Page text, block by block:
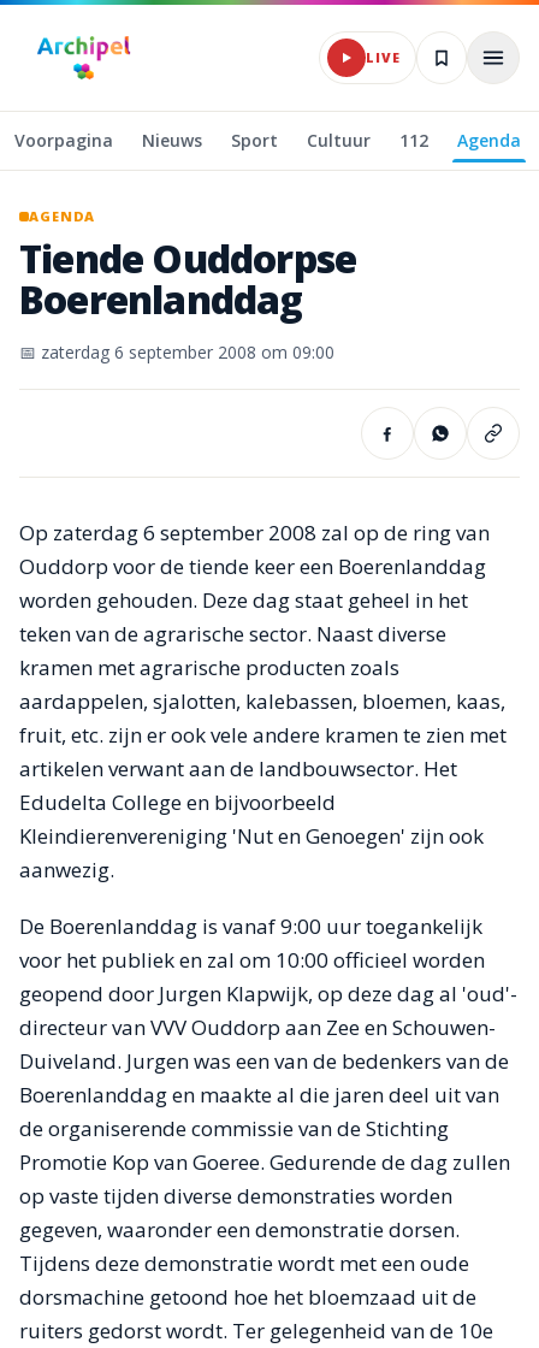
Naar hoofdinhoud
LIVE Archipel Klassiek
Voorpagina Nieuws Sport Cultuur 112 Agenda
AGENDA
Tiende Ouddorpse
Boerenlanddag
📅 zaterdag 6 september 2008 om 09:00
Op zaterdag 6 september 2008 zal op de ring van
Ouddorp voor de tiende keer een Boerenlanddag
worden gehouden. Deze dag staat geheel in het
teken van de agrarische sector. Naast diverse
kramen met agrarische producten zoals
aardappelen, sjalotten, kalebassen, bloemen, kaas,
fruit, etc. zijn er ook vele andere kramen te zien met
artikelen verwant aan de landbouwsector. Het
Edudelta College en bijvoorbeeld
Kleindierenvereniging 'Nut en Genoegen' zijn ook
aanwezig.
De Boerenlanddag is vanaf 9:00 uur toegankelijk
voor het publiek en zal om 10:00 officieel worden
geopend door Jurgen Klapwijk, op deze dag al 'oud'-
directeur van VVV Ouddorp aan Zee en Schouwen-
Duiveland. Jurgen was een van de bedenkers van de
Boerenlanddag en maakte al die jaren deel uit van
de organiserende commissie van de Stichting
Promotie Kop van Goeree. Gedurende de dag zullen
op vaste tijden diverse demonstraties worden
gegeven, waaronder een demonstratie dorsen.
Tijdens deze demonstratie wordt met een oude
dorsmachine getoond hoe het bloemzaad uit de
ruiters gedorst wordt. Ter gelegenheid van de 10e